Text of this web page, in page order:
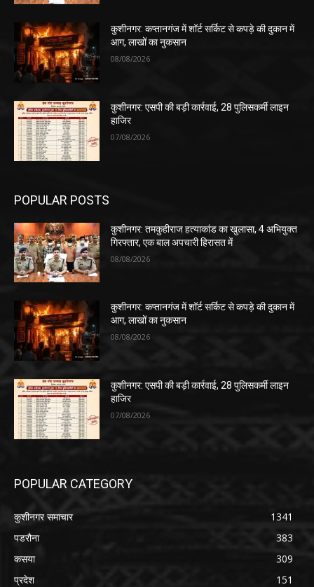
कुशीनगर: कप्तानगंज में शॉर्ट सर्किट से कपड़े की दुकान में
आग, लाखों का नुकसान
08/08/2026
कुशीनगर: एसपी की बड़ी कार्रवाई, 28 पुलिसकर्मी लाइन
हाजिर
07/08/2026
POPULAR POSTS
कुशीनगर: तमकुहीराज हत्याकांड का खुलासा, 4 अभियुक्त
गिरफ्तार, एक बाल अपचारी हिरासत में
08/08/2026
कुशीनगर: कप्तानगंज में शॉर्ट सर्किट से कपड़े की दुकान में
आग, लाखों का नुकसान
08/08/2026
कुशीनगर: एसपी की बड़ी कार्रवाई, 28 पुलिसकर्मी लाइन
हाजिर
07/08/2026
POPULAR CATEGORY
कुशीनगर समाचार
1341
पडरौना
383
कसया
309
प्रदेश
151